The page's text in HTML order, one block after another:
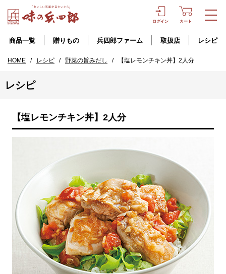
ログイン カート
商品一覧 贈りもの 兵四郎ファーム 取扱店 レシピ
HOME / レシピ / 野菜の旨みだし / 【塩レモンチキン丼】2人分
レシピ
【塩レモンチキン丼】2人分